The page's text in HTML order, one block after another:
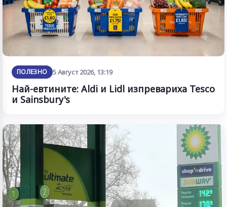
ПОЛЕЗНО 5 Август 2026, 13:19
Най-евтините: Aldi и Lidl изпревариха Tesco
и Sainsbury's